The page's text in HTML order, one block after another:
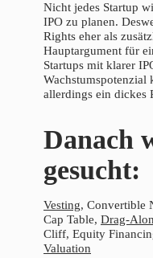
Nicht jedes Startup
IPO zu planen.
Rights eher als
Hauptargument für
Startups mit klarer
Wachstumspotenzial
allerdings ein dickes
Danach
gesucht:
Vesting, Convertible
Cap Table, Drag-
Cliff, Equity
Valuation